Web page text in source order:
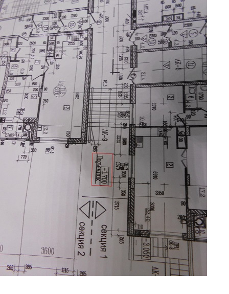
Перейти к основному содержанию